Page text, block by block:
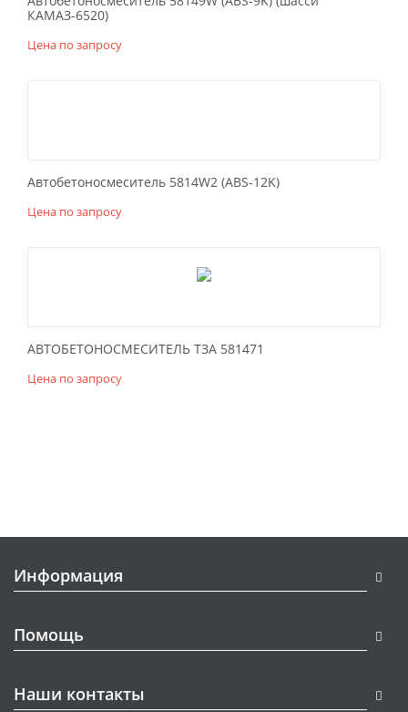
КАМАЗ-6520)
Цена по запросу
Автобетоносмеситель 5814W2 (ABS-12K)
Цена по запросу
АВТОБЕТОНОСМЕСИТЕЛЬ ТЗА 581471
Цена по запросу
Информация
Помощь
Наши контакты